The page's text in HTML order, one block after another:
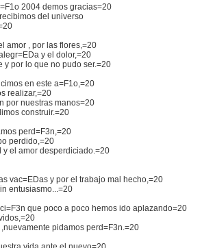
2004 demos gracias=20
del universo
amor , por las flores,=20
y el dolor,=20
y por lo que no pudo ser.=20
en este a=F1o,=20
realizar,=20
por nuestras manos=20
construir.=20
perd=F3n,=20
perdido,=20
y el amor desperdiciado.=20
vac=EDas y por el trabajo mal hecho,=20
entusiasmo...=20
que poco a poco hemos ido aplazando=20
pidamos perd=F3n.=20